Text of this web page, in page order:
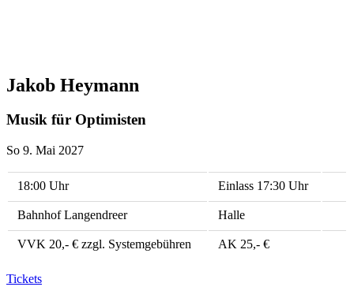
Jakob Heymann
Musik für Optimisten
So 9. Mai 2027
18:00 Uhr Einlass 17:30 Uhr
Bahnhof Langendreer Halle
VVK 20,- € zzgl. Systemgebühren AK 25,- €
Tickets